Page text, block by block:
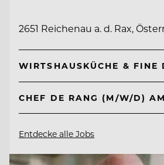
2651 Reichenau a. d. Rax,
WIRTSHAUSKÜCHE & FINE
CHEF DE RANG (M/W/D)
Entdecke alle Jobs